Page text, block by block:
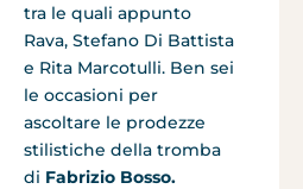
tra le quali appunto
Rava, Stefano Di Battista
e Rita Marcotulli. Ben sei
le occasioni per
ascoltare le prodezze
stilistiche della tromba
di Fabrizio Bosso.